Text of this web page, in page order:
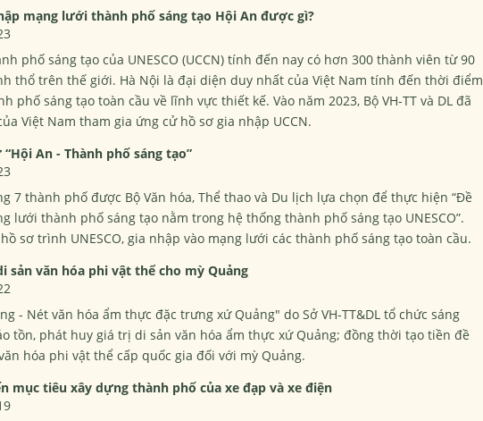
mạng lưới thành phố sáng tạo Hội An được gì?
phố sáng tạo của UNESCO (UCCN) tính đến nay có hơn 300 thành viên từ 90
thổ trên thế giới. Hà Nội là đại diện duy nhất của Việt Nam tính đến thời điểm
phố sáng tạo toàn cầu về lĩnh vực thiết kế. Vào năm 2023, Bộ VH-TT và DL đã
Việt Nam tham gia ứng cử hồ sơ gia nhập UCCN.
An - Thành phố sáng tạo”
7 thành phố được Bộ Văn hóa, Thể thao và Du lịch lựa chọn để thực hiện “Đề
lưới thành phố sáng tạo nằm trong hệ thống thành phố sáng tạo UNESCO”.
sơ trình UNESCO, gia nhập vào mạng lưới các thành phố sáng tạo toàn cầu.
sản văn hóa phi vật thể cho mỳ Quảng
- Nét văn hóa ẩm thực đặc trưng xứ Quảng" do Sở VH-TT&DL tổ chức sáng
tồn, phát huy giá trị di sản văn hóa ẩm thực xứ Quảng; đồng thời tạo tiền đề
hóa phi vật thể cấp quốc gia đối với mỳ Quảng.
mục tiêu xây dựng thành phố của xe đạp và xe điện